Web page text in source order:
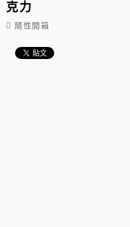
克力
隨性開箱